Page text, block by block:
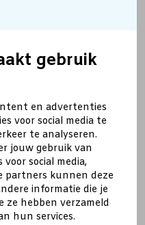
gebruik
en advertenties
voor social media te
te analyseren.
jouw gebruik van
social media,
partners kunnen deze
informatie die je
ze hebben verzameld
hun services.